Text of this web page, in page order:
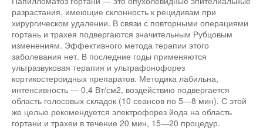
разрастания, имеющие склонность к рецидивам при
хирургическом удалении. В связи с повторными операциями
гортань и трахея подвергаются значительным Рубцовым
изменениям. Эффективного метода терапии этого
заболевания нет. В последние годы применяются
ультразвуковая терапия и ультрафонофорез
кортикостероидных препаратов. Методика лабильна,
интенсивность — 0,4 Вт/см2, воздействию подвергается
область голосовых складок (10 сеансов по 5—8 мин). С этой
же целью рекомендуется электрофорез йода на область
гортани и трахеи в течение 20 мин, 15—20 процедур.